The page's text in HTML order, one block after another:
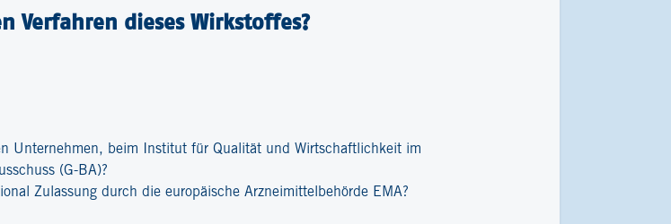
Verfahren dieses Wirkstoffes?
Unternehmen, beim Institut für Qualität und Wirtschaftlichkeit im
(G-BA)?
Zulassung durch die europäische Arzneimittelbehörde EMA?